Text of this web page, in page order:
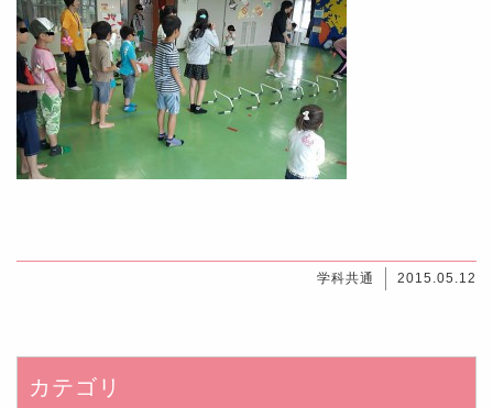
学科共通 2015.05.12
カテゴリ